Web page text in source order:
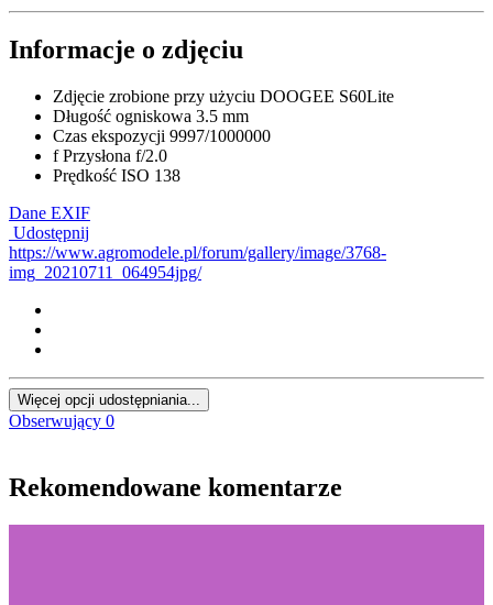
Informacje o zdjęciu
Zdjęcie zrobione przy użyciu DOOGEE S60Lite
Długość ogniskowa 3.5 mm
Czas ekspozycji 9997/1000000
f Przysłona f/2.0
Prędkość ISO 138
Dane EXIF
Udostępnij
https://www.agromodele.pl/forum/gallery/image/3768-
img_20210711_064954jpg/
Więcej opcji udostępniania...
Obserwujący 0
Rekomendowane komentarze